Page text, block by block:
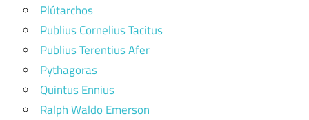
Plútarchos
Publius Cornelius Tacitus
Publius Terentius Afer
Pythagoras
Quintus Ennius
Ralph Waldo Emerson